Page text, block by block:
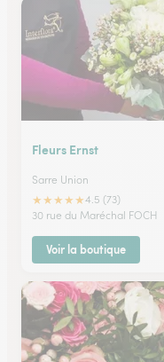
Fleurs Ernst
Sarre Union
★★★★★4.5 (73)
30 rue du Maréchal FOCH
Voir la boutique